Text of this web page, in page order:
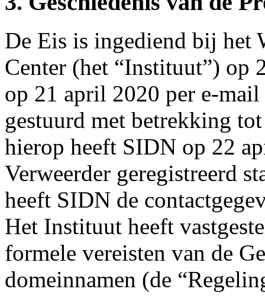
De Eis is ingediend bij
Center (het “Instituut”) op
op 21 april 2020 per e-
gestuurd met betrekking
hierop heeft SIDN op 22
Verweerder geregistreerd
heeft SIDN de
Het Instituut heeft
formele vereisten van de
domeinnamen (de